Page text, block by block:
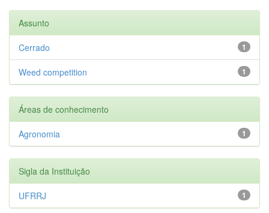
Assunto
1
Cerrado
1
Weed competition
Áreas de conhecimento
1
Agronomia
Sigla da Instituição
1
UFRRJ